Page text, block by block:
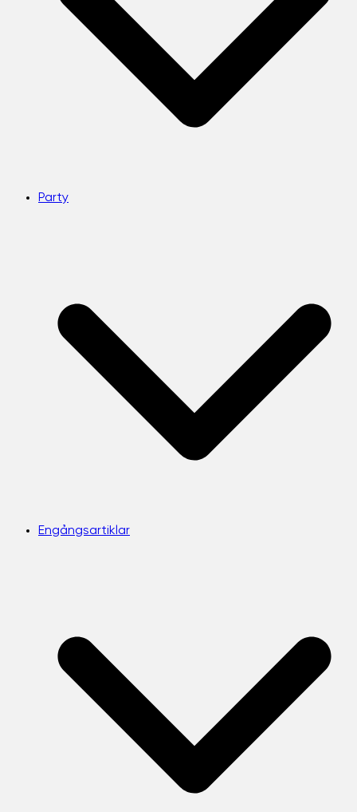
Party
Engångsartiklar